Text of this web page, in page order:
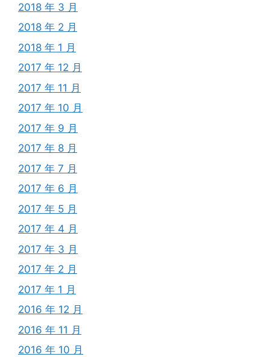
2018 年 3 月
2018 年 2 月
2018 年 1 月
2017 年 12 月
2017 年 11 月
2017 年 10 月
2017 年 9 月
2017 年 8 月
2017 年 7 月
2017 年 6 月
2017 年 5 月
2017 年 4 月
2017 年 3 月
2017 年 2 月
2017 年 1 月
2016 年 12 月
2016 年 11 月
2016 年 10 月